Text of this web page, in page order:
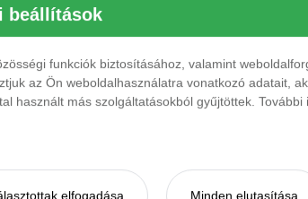
beállítások
funkciók biztosításához, valamint
az Ön weboldalhasználatra vonatkozó adatait,
használt más szolgáltatásokból gyűjtöttek. További
elfogadása Minden elutasítása